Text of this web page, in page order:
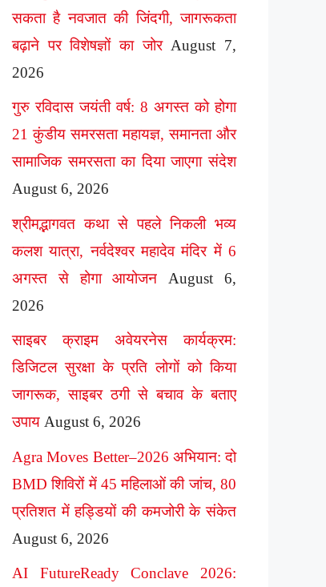
सकता है नवजात की जिंदगी, जागरूकता
बढ़ाने पर विशेषज्ञों का जोर August 7,
2026
गुरु रविदास जयंती वर्ष: 8 अगस्त को होगा
21 कुंडीय समरसता महायज्ञ, समानता और
सामाजिक समरसता का दिया जाएगा संदेश
August 6, 2026
श्रीमद्भागवत कथा से पहले निकली भव्य
कलश यात्रा, नर्वदेश्वर महादेव मंदिर में 6
अगस्त से होगा आयोजन
August 6,
2026
साइबर क्राइम अवेयरनेस कार्यक्रम:
डिजिटल सुरक्षा के प्रति लोगों को किया
जागरूक, साइबर ठगी से बचाव के बताए
उपाय August 6, 2026
Agra Moves Better–2026 अभियान: दो
BMD शिविरों में 45 महिलाओं की जांच, 80
प्रतिशत में हड्डियों की कमजोरी के संकेत
August 6, 2026
AI FutureReady Conclave 2026: